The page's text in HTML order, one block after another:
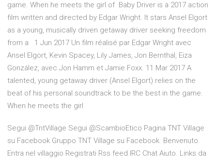
game. When he meets the girl of Baby Driver is a 2017 action
film written and directed by Edgar Wright. It stars Ansel Elgort
as a young, musically driven getaway driver seeking freedom
from a 1 Jun 2017 Un film réalisé par Edgar Wright avec
Ansel Elgort, Kevin Spacey, Lily James, Jon Bernthal, Eiza
González, avec Jon Hamm et Jamie Foxx. 11 Mar 2017 A
talented, young getaway driver (Ansel Elgort) relies on the
beat of his personal soundtrack to be the best in the game.
When he meets the girl
Segui @TntVillage Segui @ScambioEtico Pagina TNT Village
su Facebook Gruppo TNT Village su Facebook. Benvenuto.
Entra nel villaggio Registrati Rss feed IRC Chat Aiuto. Links da